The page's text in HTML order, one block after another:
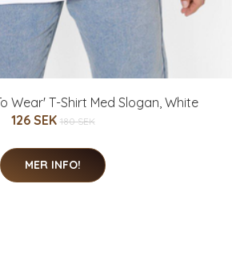
Wear' T-Shirt Med Slogan, White
126 SEK 180 SEK
MER INFO!